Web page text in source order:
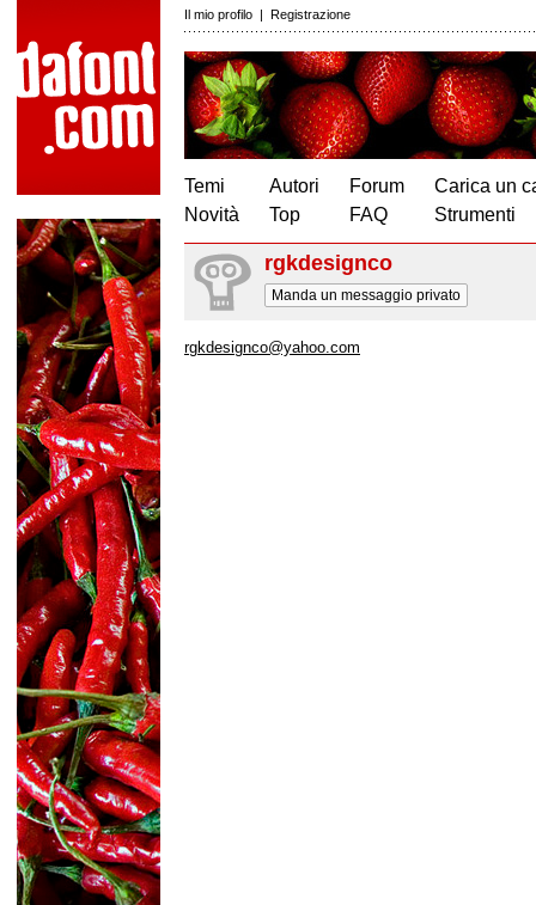
Il mio profilo | Registrazione
Temi
Novità
Autori
Top
Forum
FAQ
Carica un
Strumenti
rgkdesignco
Manda un messaggio privato
rgkdesignco@yahoo.com